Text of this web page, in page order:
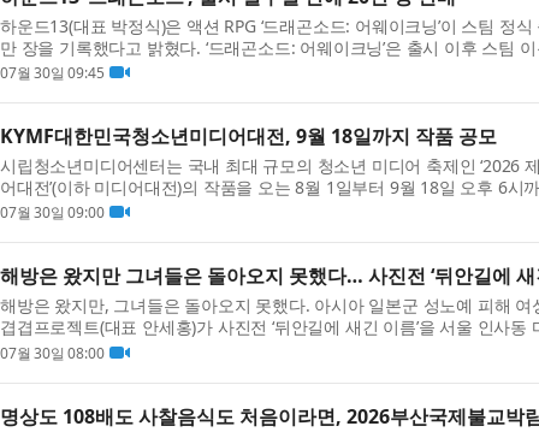
하운드13(대표 박정식)은 액션 RPG ‘드래곤소드: 어웨이크닝’이 스팀 정
만 장을 기록했다고 밝혔다. ‘드래곤소드: 어웨이크닝’은 출시 이후 스팀
Positive)’ 평가를 유지하고 있으며, 최대 동시 ...
07월 30일 09:45
KYMF대한민국청소년미디어대전, 9월 18일까지 작품 공모
시립청소년미디어센터는 국내 최대 규모의 청소년 미디어 축제인 ‘2026
어대전’(이하 미디어대전)의 작품을 오는 8월 1일부터 9월 18일 오후 6시
서울특별시가 주최하고 시립청소년미디어센터가 주관...
07월 30일 09:00
해방은 왔지만 그녀들은 돌아오지 못했다… 사진전 ‘뒤안길에 새
해방은 왔지만, 그녀들은 돌아오지 못했다. 아시아 일본군 성노예 피해
겹겹프로젝트(대표 안세홍)가 사진전 ‘뒤안길에 새긴 이름’을 서울 인사
8월 6일부터 17일까지 열리는 이번 전시는 중국에...
07월 30일 08:00
명상도 108배도 사찰음식도 처음이라면, 2026부산국제불교박